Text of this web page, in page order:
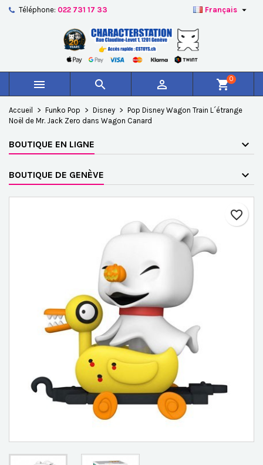
Téléphone: 022 731 17 33 Français 
   shopping_cart0
Accueil Funko Pop Disney
Pop Disney Wagon Train L´étrange
Noël de Mr. Jack Zero dans Wagon Canard
BOUTIQUE EN LIGNE
BOUTIQUE DE GENÈVE
favorite_border
Créer une nouvelle liste
Nom de la liste d'envies
Annuler Créer une liste d'envies
Vous devez être connecté pour ajouter des produits à
votre liste d'envies.